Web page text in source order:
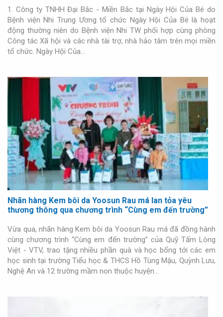
1. Công ty TNHH Đại Bắc - Miền Bắc tại Ngày Hội Của Bé do
Bệnh viện Nhi Trung Ương tổ chức Ngày Hội Của Bé là hoạt
động thường niên do Bệnh viện Nhi TW phối hợp cùng phòng
Công tác Xã hội và các nhà tài trợ, nhà hảo tâm trên mọi miền
tổ chức. Ngày Hội Của…
Nhãn hàng Kem bôi da Yoosun Rau má lan tỏa yêu
thương thông qua chương trình “Cùng em đến trường”
Vừa qua, nhãn hàng Kem bôi da Yoosun Rau má đã đồng hành
cùng chương trình “Cùng em đến trường” của Quỹ Tấm Lòng
Việt - VTV, trao tặng nhiều phần quà và học bổng tới các em
học sinh tại trường Tiểu học & THCS Hồ Tùng Mậu, Quỳnh Lưu,
Nghệ An và 12 trường mầm non thuộc huyện…